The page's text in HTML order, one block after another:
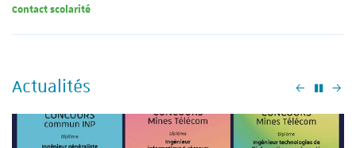
Contact scolarité
Actualités Précédent